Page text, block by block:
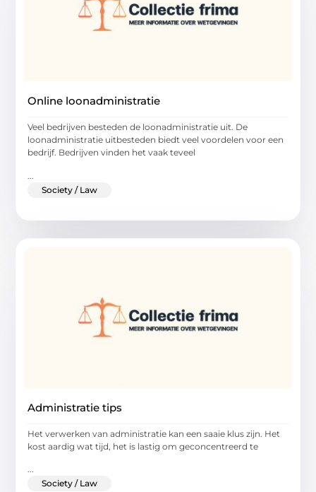
Online loonadministratie
Veel bedrijven besteden de loonadministratie uit. De
loonadministratie uitbesteden biedt veel voordelen voor een
bedrijf. Bedrijven vinden het vaak teveel
Society / Law
Administratie tips
Het verwerken van administratie kan een saaie klus zijn. Het
kost aardig wat tijd, het is lastig om geconcentreerd te
...
Society / Law